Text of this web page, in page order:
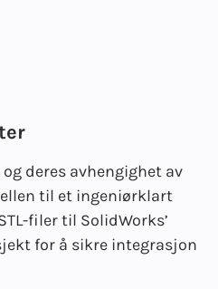
deres avhengighet av
til et ingeniørklart
filer til SolidWorks’
for å sikre integrasjon